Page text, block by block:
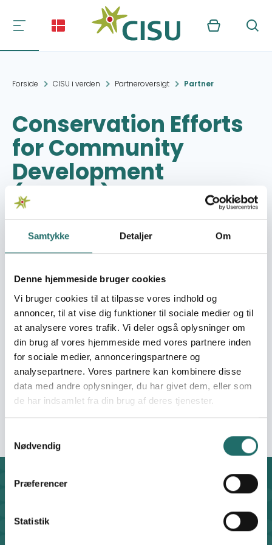
Samtykke Detaljer Om
Denne hjemmeside bruger cookies
Vi bruger cookies til at tilpasse vores indhold og
annoncer, til at vise dig funktioner til sociale medier og til
at analysere vores trafik. Vi deler også oplysninger om
din brug af vores hjemmeside med vores partnere inden
for sociale medier, annonceringspartnere og
analysepartnere. Vores partnere kan kombinere disse
data med andre oplysninger, du har givet dem, eller som
de har indsamlet fra din brug af deres tjenester.
Nødvendig
Præferencer
Statistik
Kurv Søg
Forside CISU i verden Partneroversigt Partner
Conservation Efforts
for Community
Development
(CECOD)
Kontakt:
Plot 18/22 Kyapotanyi Drive-
Kakoba, Mbarara
Organisation: Friluftsrådet
Bevillinger:
Eco-Schools in Africa
Promoting the Right to
Quality Education &
Sustainable Livelihood -
Phase III - (2020 - 2023)
Kontakt
Klosterport 4x, 8000 Aarhus